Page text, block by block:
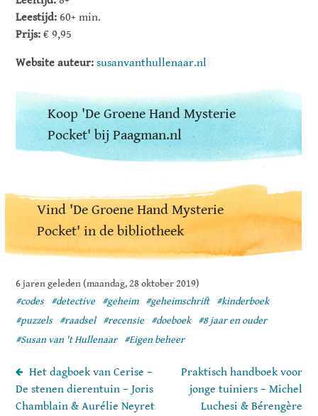
Leestijd: 60+ min.
Prijs: € 9,95
Website auteur: susanvanthullenaar.nl
Koop 'De Groene Hand Mysterie
Pocket' bij Paagman.nl
Vind 'De Groene Hand Mysterie
Pocket' in de bibliotheek
6 jaren geleden (maandag, 28 oktober 2019)
#codes
#detective #geheim #geheimschrift
#kinderboek
#puzzels
#raadsel #recensie #doeboek
#8 jaar en ouder
#Susan van 't Hullenaar
#Eigen beheer
Het dagboek van Cerise –
De stenen dierentuin – Joris
Chamblain & Aurélie Neyret
Praktisch handboek voor
jonge tuiniers – Michel
Luchesi & Bérengère